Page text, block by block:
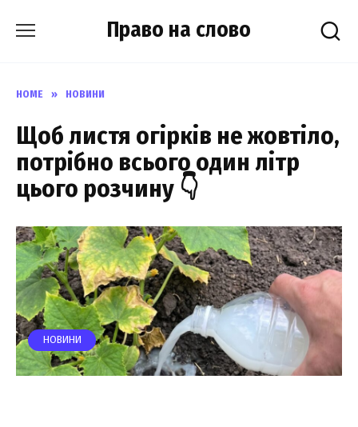
Право на слово
HOME » НОВИНИ
Щоб листя огірків не жовтіло,
потрібно всього один літр
цього розчину 👇
НОВИНИ